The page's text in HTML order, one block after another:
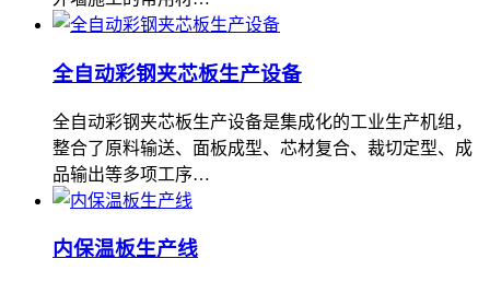
全自动彩钢夹芯板生产设备
全自动彩钢夹芯板生产设备是集成化的工业生产机组，
整合了原料输送、面板成型、芯材复合、裁切定型、成
品输出等多项工序…
内保温板生产线